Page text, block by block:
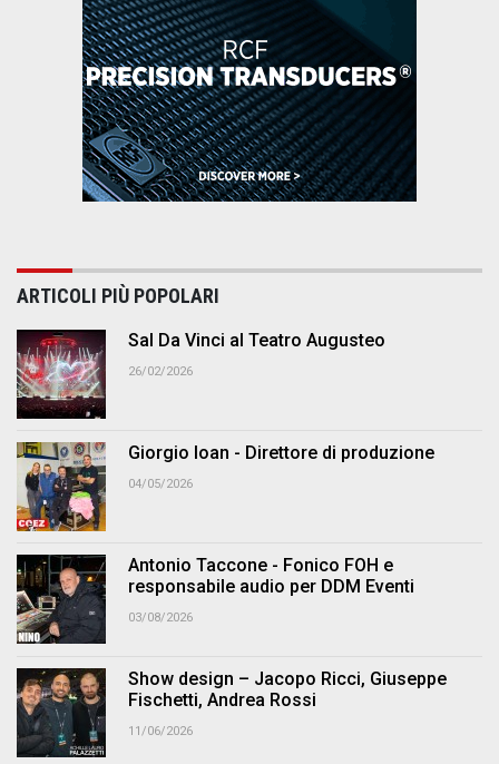
ARTICOLI PIÙ POPOLARI
Sal Da Vinci al Teatro Augusteo
26/02/2026
Giorgio Ioan - Direttore di produzione
04/05/2026
Antonio Taccone - Fonico FOH e
responsabile audio per DDM Eventi
03/08/2026
Show design – Jacopo Ricci, Giuseppe
Fischetti, Andrea Rossi
11/06/2026